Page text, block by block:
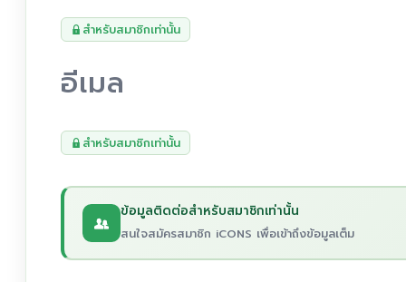
สำหรับสมาชิกเท่านั้น
อีเมล
สำหรับสมาชิกเท่านั้น
ข้อมูลติดต่อสำหรับสมาชิกเท่านั้น
สนใจสมัครสมาชิก iCONS เพื่อเข้าถึงข้อมูลเต็ม